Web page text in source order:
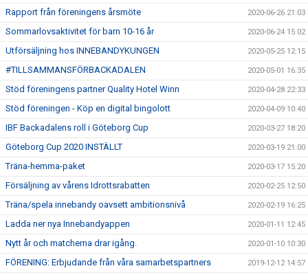
Rapport från föreningens årsmöte 2020-06-26 21:03
Sommarlovsaktivitet för barn 10-16 år 2020-06-24 15:02
Utförsäljning hos INNEBANDYKUNGEN 2020-05-25 12:15
#TILLSAMMANSFÖRBACKADALEN 2020-05-01 16:35
Stöd föreningens partner Quality Hotel Winn 2020-04-28 22:33
Stöd föreningen - Köp en digital bingolott 2020-04-09 10:40
IBF Backadalens roll i Göteborg Cup 2020-03-27 18:20
Göteborg Cup 2020 INSTÄLLT 2020-03-19 21:00
Träna-hemma-paket 2020-03-17 15:20
Försäljning av vårens Idrottsrabatten 2020-02-25 12:50
Träna/spela innebandy oavsett ambitionsnivå 2020-02-19 16:25
Ladda ner nya Innebandyappen 2020-01-11 12:45
Nytt år och matcherna drar igång. 2020-01-10 10:30
FÖRENING: Erbjudande från våra samarbetspartners 2019-12-12 14:57